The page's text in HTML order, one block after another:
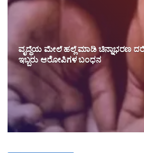
ವೃದ್ಧೆಯ ಮೇಲೆ ಹಲ್ಲೆ ಮಾಡಿ ಚಿನ್ನಾಭರಣ
ಇಬ್ಬರು ಆರೋಪಿಗಳ ಬಂಧನ